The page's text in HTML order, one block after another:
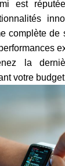
est
complète de
la
votre